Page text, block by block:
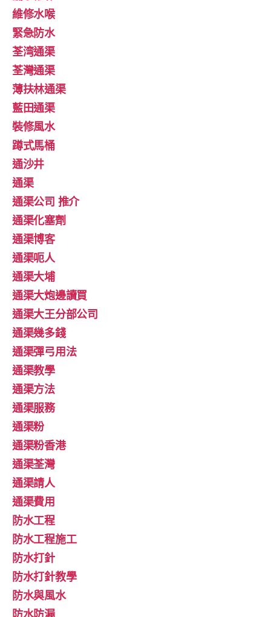
維修水喉
緊急防水
荃湾通渠
荃灣通渠
薄扶林通渠
藍田通渠
裝修風水
蹲式馬桶
通沙井
通渠
通渠公司 推介
通渠化塞劑
通渠博客
通渠呃人
通渠大埔
通渠大炮邊讀買
通渠大王分部公司
通渠幾多錢
通渠彈弓用法
通渠教學
通渠方法
通渠服務
通渠粉
通渠粉香港
通渠荃灣
通渠請人
通渠費用
防水工程
防水工程施工
防水打針
防水打針教學
防水與風水